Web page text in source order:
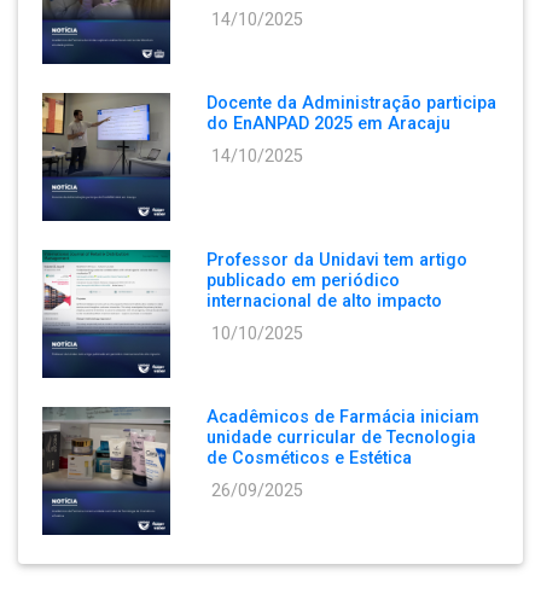
14/10/2025
Docente da Administração participa
do EnANPAD 2025 em Aracaju
14/10/2025
Professor da Unidavi tem artigo
publicado em periódico
internacional de alto impacto
10/10/2025
Acadêmicos de Farmácia iniciam
unidade curricular de Tecnologia
de Cosméticos e Estética
26/09/2025